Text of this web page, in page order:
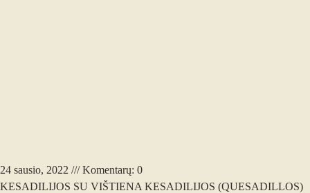
24 sausio, 2022
Komentarų: 0
KESADILIJOS SU VIŠTIENA KESADILIJOS (QUESADILLOS)